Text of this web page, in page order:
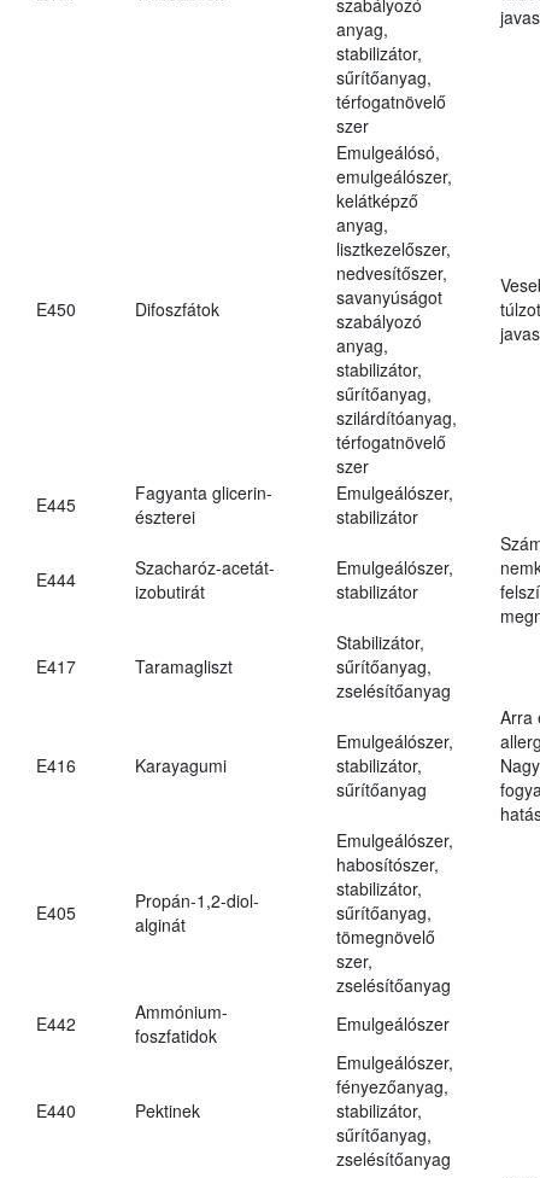
anyag,
stabilizátor,
sűrítőanyag,
térfogatnövelő
szer
E450 Difoszfátok
Emulgeálósó,
emulgeálószer,
kelátképző
anyag,
lisztkezelőszer,
nedvesítőszer,
savanyúságot
szabályozó
anyag,
stabilizátor,
sűrítőanyag,
szilárdítóanyag,
térfogatnövelő
szer
E445
Fagyanta glicerin-
észterei
Emulgeálószer,
stabilizátor
E444
Szacharóz-acetát-
izobutirát
Emulgeálószer,
stabilizátor
E417 Taramagliszt
Stabilizátor,
sűrítőanyag,
zselésítőanyag
E416 Karayagumi
Emulgeálószer,
stabilizátor,
sűrítőanyag
Arra
E405
Propán-1,2-diol-
alginát
Emulgeálószer,
habosítószer,
stabilizátor,
sűrítőanyag,
tömegnövelő
szer,
zselésítőanyag
E442
Ammónium-
foszfatidok
Emulgeálószer
E440 Pektinek
Emulgeálószer,
fényezőanyag,
stabilizátor,
sűrítőanyag,
zselésítőanyag